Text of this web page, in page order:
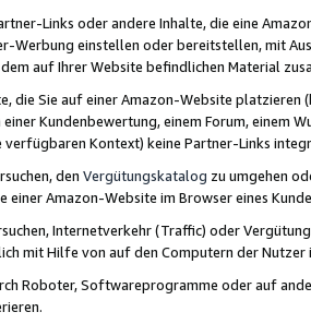
Links oder andere Inhalte, die eine
Werbung einstellen oder bereitstellen, mit
auf Ihrer Website befindlichen Material
die Sie auf einer Amazon-Website
Kundenbewertung, einem Forum, einem
verfügbaren Kontext) keine Partner-Links
den Vergütungskatalog zu umgehen
einer Amazon-Website im Browser eines
Internetverkehr (Traffic) oder
mit Hilfe von auf den Computern der
Roboter, Softwareprogramme oder auf